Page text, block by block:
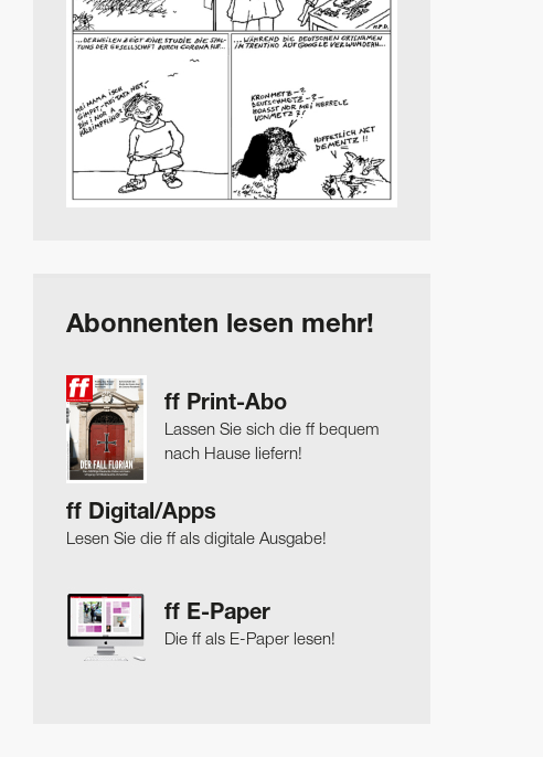
Abonnenten lesen mehr!
ff Print-Abo
Lassen Sie sich die ff bequem
nach Hause liefern!
ff Digital/Apps
Lesen Sie die ff als digitale Ausgabe!
ff E-Paper
Die ff als E-Paper lesen!